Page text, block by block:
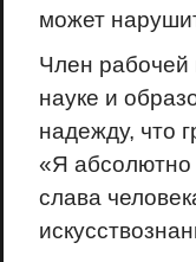
может
Член рабочей
науке и
надежду, что
«Я абсолютно
слава